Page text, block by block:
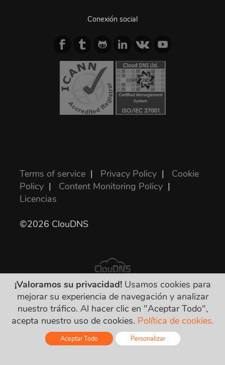
Conexión social
Terms of service | Privacy Policy | Cookie
Policy | Content Monitoring Policy |
Licencias
©2026 ClouDNS
Todos los precios son finales e incluyen todos
los impuestos requeridos. ¡No hay otros
cargos ocultos!
¡Valoramos su privacidad!Usamos cookies para
mejorar su experiencia de navegación y analizar
nuestro tráfico. Al hacer clic en "Aceptar Todo",
acepta nuestro uso de cookies. Política de cookies.
Aceptar Todo Personalizar